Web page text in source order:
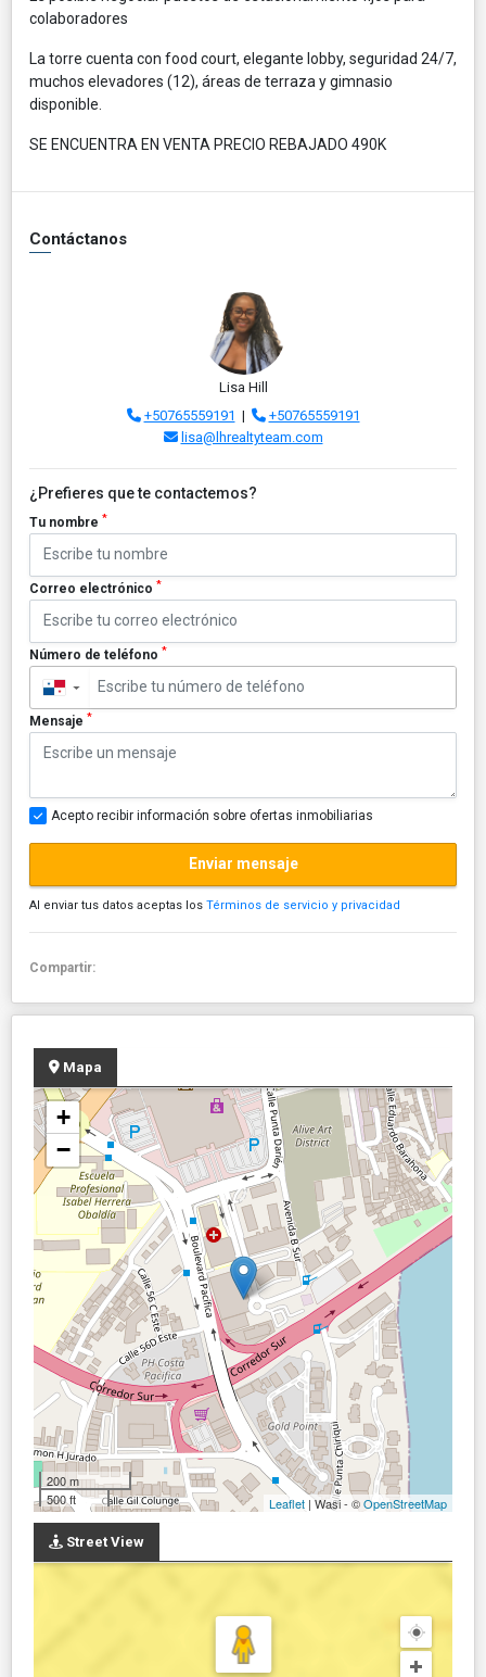
colaboradores
La torre cuenta con food court, elegante lobby, seguridad 24/7,
muchos elevadores (12), áreas de terraza y gimnasio
disponible.
SE ENCUENTRA EN VENTA PRECIO REBAJADO 490K
Contáctanos
Lisa Hill
+50765559191 |
+50765559191
lisa@lhrealtyteam.com
¿Prefieres que te contactemos?
Tu nombre *
Correo electrónico *
Número de teléfono *
▼
Mensaje *
Acepto recibir información sobre ofertas inmobiliarias
Enviar mensaje
Al enviar tus datos aceptas los Términos de servicio y privacidad
Compartir:
Mapa
+
−
200 m
500 ft
Leaflet | Wasi - ©OpenStreetMap
Street View